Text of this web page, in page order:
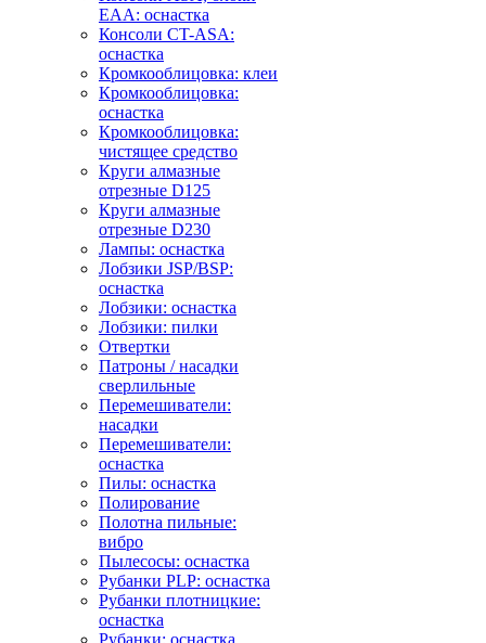
EAA: оснастка
Консоли CT-ASA:
оснастка
Кромкооблицовка: клеи
Кромкооблицовка:
оснастка
Кромкооблицовка:
чистящее средство
Круги алмазные
отрезные D125
Круги алмазные
отрезные D230
Лампы: оснастка
Лобзики JSP/BSP:
оснастка
Лобзики: оснастка
Лобзики: пилки
Отвертки
Патроны / насадки
сверлильные
Перемешиватели:
насадки
Перемешиватели:
оснастка
Пилы: оснастка
Полирование
Полотна пильные:
вибро
Пылесосы: оснастка
Рубанки PLP: оснастка
Рубанки плотницкие:
оснастка
Рубанки: оснастка